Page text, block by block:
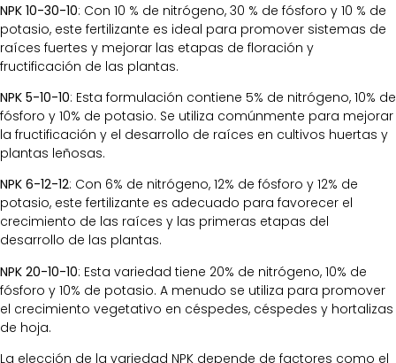
NPK 10-30-10: Con 10 % de nitrógeno, 30 % de fósforo y 10 % de
potasio, este fertilizante es ideal para promover sistemas de
raíces fuertes y mejorar las etapas de floración y
fructificación de las plantas.
NPK 5-10-10: Esta formulación contiene 5% de nitrógeno, 10% de
fósforo y 10% de potasio. Se utiliza comúnmente para mejorar
la fructificación y el desarrollo de raíces en cultivos huertas y
plantas leñosas.
NPK 6-12-12: Con 6% de nitrógeno, 12% de fósforo y 12% de
potasio, este fertilizante es adecuado para favorecer el
crecimiento de las raíces y las primeras etapas del
desarrollo de las plantas.
NPK 20-10-10: Esta variedad tiene 20% de nitrógeno, 10% de
fósforo y 10% de potasio. A menudo se utiliza para promover
el crecimiento vegetativo en céspedes, céspedes y hortalizas
de hoja.
La elección de la variedad NPK depende de factores como el